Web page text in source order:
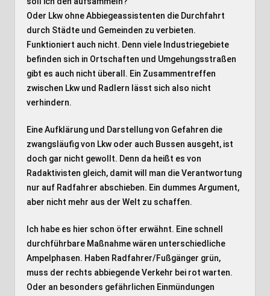
Oder Lkw ohne Abbiegeassistenten die Durchfahrt
durch Städte und Gemeinden zu verbieten.
Funktioniert auch nicht. Denn viele Industriegebiete
befinden sich in Ortschaften und Umgehungsstraßen
gibt es auch nicht überall. Ein Zusammentreffen
zwischen Lkw und Radlern lässt sich also nicht
verhindern.
Eine Aufklärung und Darstellung von Gefahren die
zwangsläufig von Lkw oder auch Bussen ausgeht, ist
doch gar nicht gewollt. Denn da heißt es von
Radaktivisten gleich, damit will man die Verantwortung
nur auf Radfahrer abschieben. Ein dummes Argument,
aber nicht mehr aus der Welt zu schaffen.
Ich habe es hier schon öfter erwähnt. Eine schnell
durchführbare Maßnahme wären unterschiedliche
Ampelphasen. Haben Radfahrer/Fußgänger grün,
muss der rechts abbiegende Verkehr bei rot warten.
Oder an besonders gefährlichen Einmündungen